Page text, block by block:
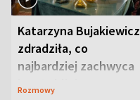
Katarzyna Bujakiewicz
zdradziła, co
najbardziej zachwyca
ją w Lublinie
Rozmowy